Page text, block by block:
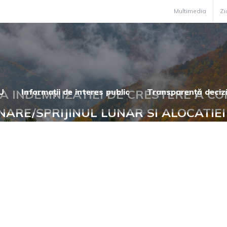
Multimedia
Informații de interes public Transparență
INDEMNIZATIEI DE CRESTERE A
SPRIJINUL LUNAR SI